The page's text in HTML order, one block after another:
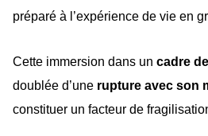
préparé à l’expérience de vie en
Cette immersion dans un cadre
doublée d’une rupture avec son
constituer un facteur de